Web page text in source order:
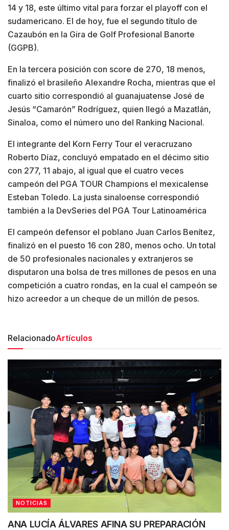
14 y 18, este último vital para forzar el playoff con el
sudamericano. El de hoy, fue el segundo título de
Cazaubón en la Gira de Golf Profesional Banorte
(GGPB).
En la tercera posición con score de 270, 18 menos,
finalizó el brasileño Alexandre Rocha, mientras que el
cuarto sitio correspondió al guanajuatense José de
Jesús “Camarón” Rodríguez, quien llegó a Mazatlán,
Sinaloa, como el número uno del Ranking Nacional.
El integrante del Korn Ferry Tour el veracruzano
Roberto Díaz, concluyó empatado en el décimo sitio
con 277, 11 abajo, al igual que el cuatro veces
campeón del PGA TOUR Champions el mexicalense
Esteban Toledo. La justa sinaloense correspondió
también a la DevSeries del PGA Tour Latinoamérica
El campeón defensor el poblano Juan Carlos Benítez,
finalizó en el puesto 16 con 280, menos ocho. Un total
de 50 profesionales nacionales y extranjeros se
disputaron una bolsa de tres millones de pesos en una
competición a cuatro rondas, en la cual el campeón se
hizo acreedor a un cheque de un millón de pesos.
RelacionadoArtículos
NOTICIAS
ANA LUCÍA ÁLVARES AFINA SU PREPARACIÓN